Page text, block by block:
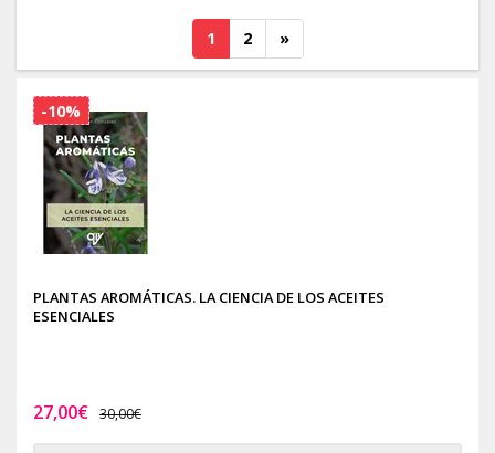
1 2 »
PLANTAS AROMÁTICAS. LA CIENCIA DE LOS ACEITES
ESENCIALES
27,00€ 30,00€
-10%